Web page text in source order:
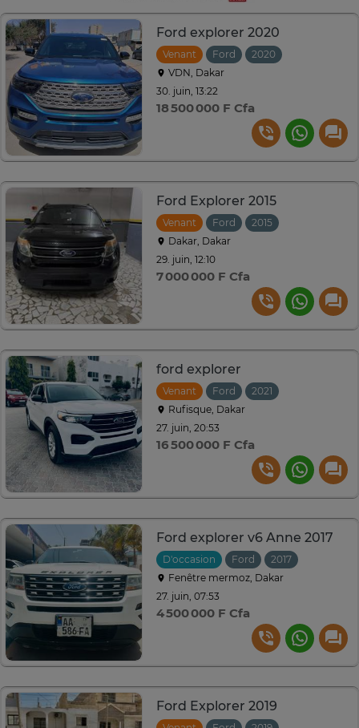
Ford explorer 2020
Venant Ford 2020
VDN, Dakar
30. juin, 13:22
18 500 000 F Cfa
Ford Explorer 2015
Venant Ford 2015
Dakar, Dakar
29. juin, 12:10
7 000 000 F Cfa
ford explorer
Venant Ford 2021
Rufisque, Dakar
27. juin, 20:53
16 500 000 F Cfa
Ford explorer v6 Anne 2017
D'occasion Ford 2017
Fenêtre mermoz, Dakar
27. juin, 07:53
4 500 000 F Cfa
Ford Explorer 2019